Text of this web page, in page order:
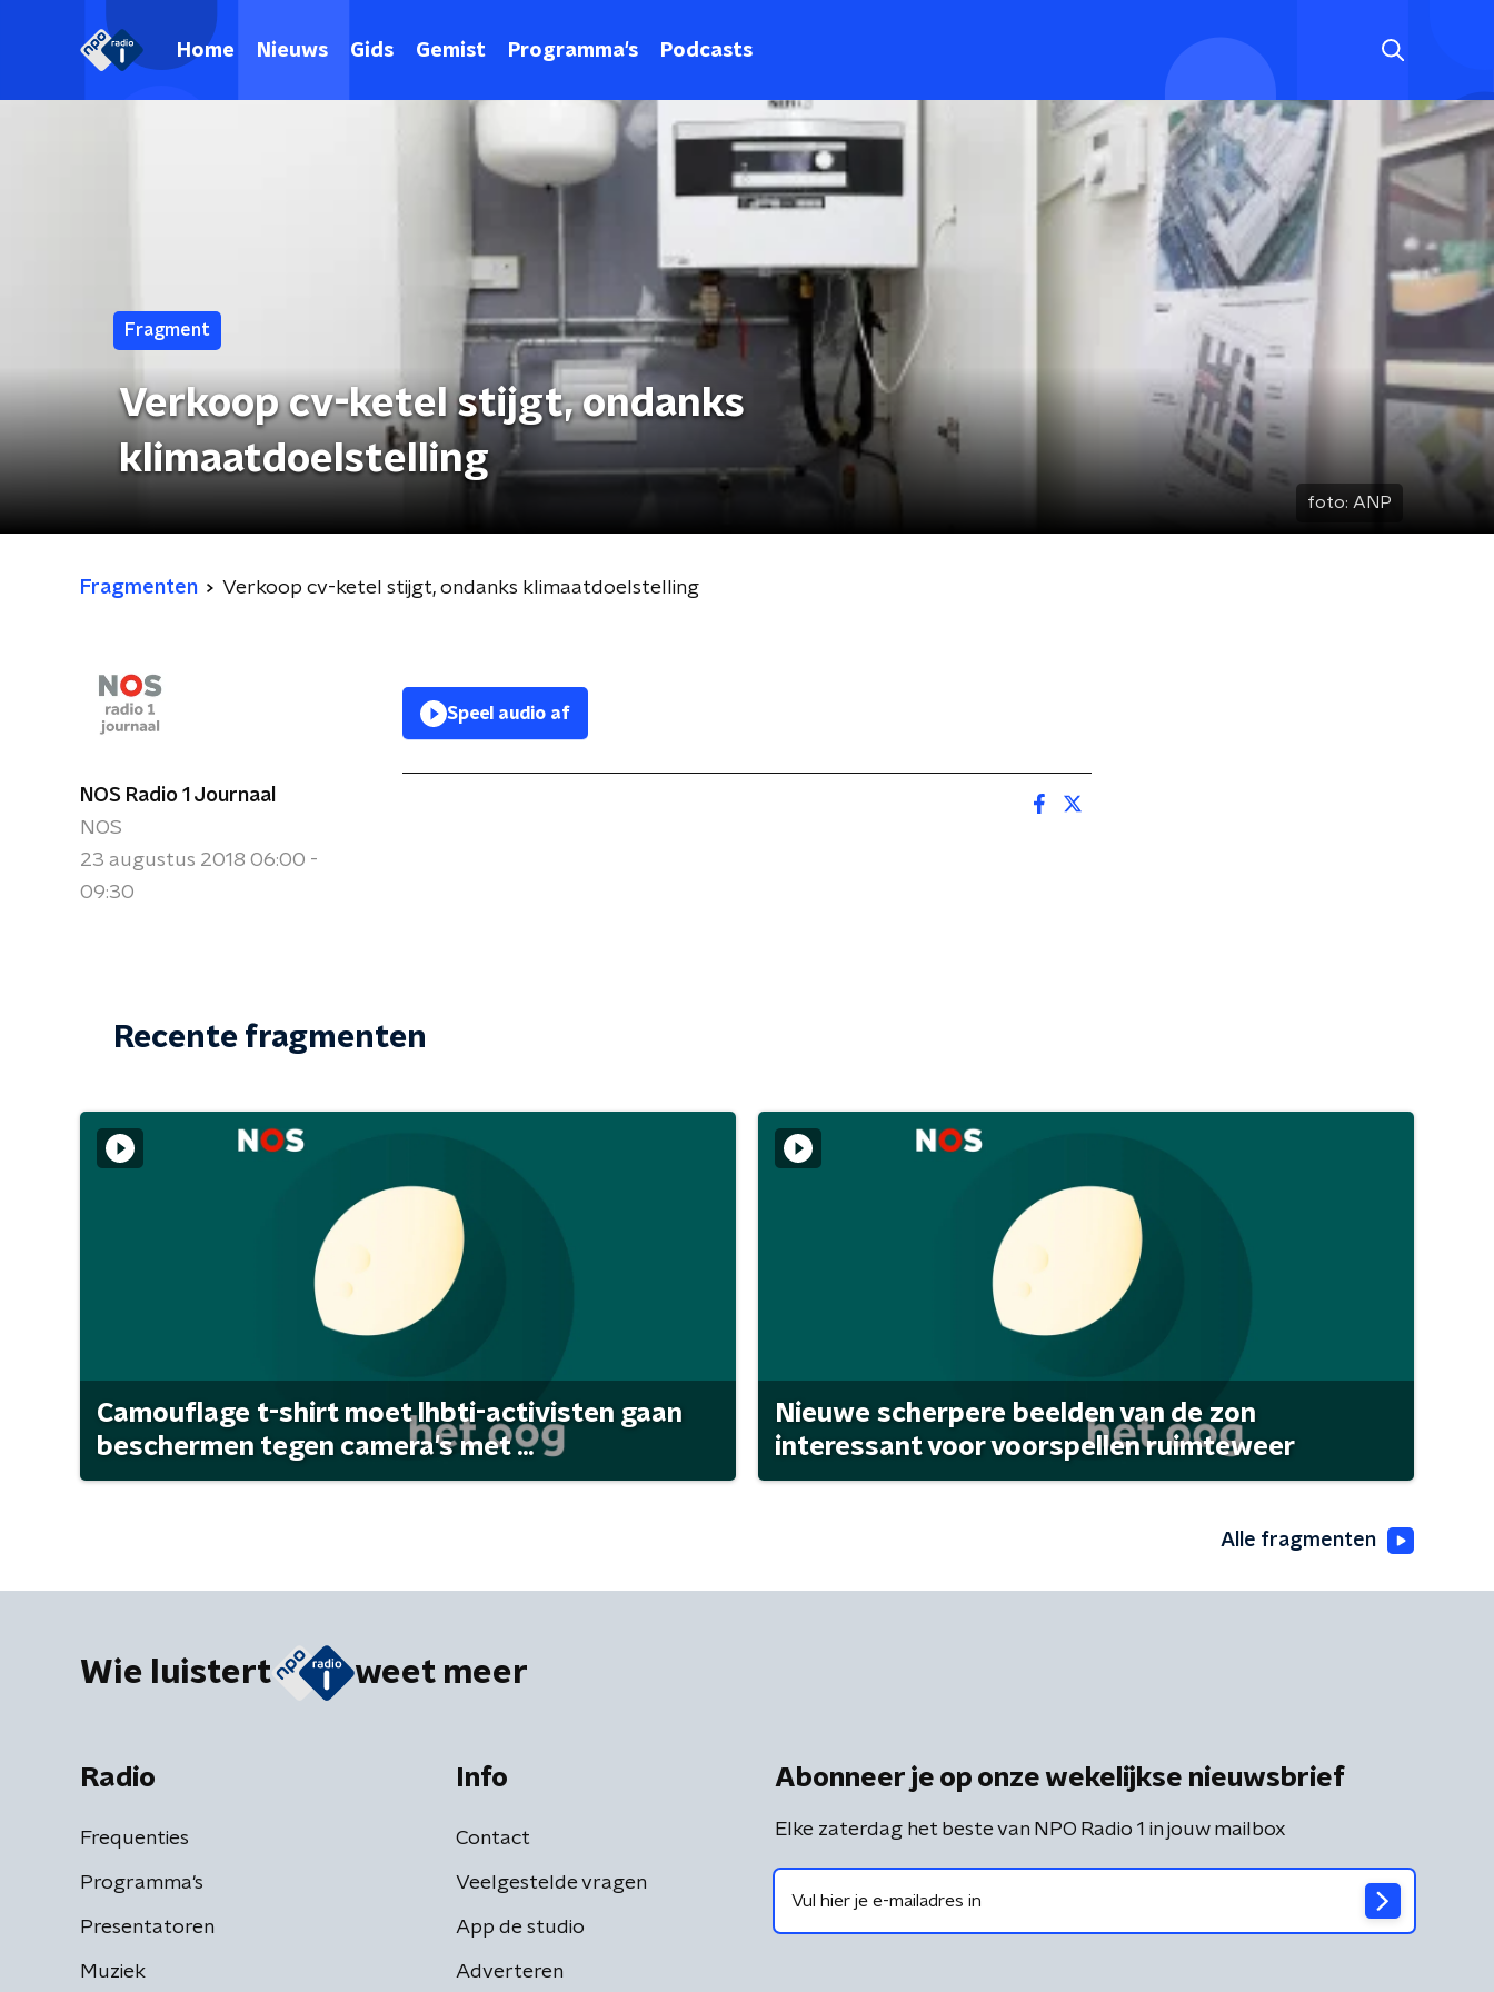
Home Nieuws Gids Gemist Programma's Podcasts
Fragment
Verkoop cv-ketel stijgt, ondanks
klimaatdoelstelling
foto: ANP
Fragmenten Verkoop cv-ketel stijgt, ondanks klimaatdoelstelling
NOS Radio 1 Journaal
NOS
23 augustus 2018 06:00 -
09:30
Speel audio af
Recente fragmenten
Camouflage t-shirt moet lhbti-activisten gaan
beschermen tegen camera's met ...
Nieuwe scherpere beelden van de zon
interessant voor voorspellen ruimteweer
Alle fragmenten
Wie luistert weet meer
Radio
Frequenties
Programma's
Presentatoren
Muziek
Info
Contact
Veelgestelde vragen
App de studio
Adverteren
Abonneer je op onze wekelijkse nieuwsbrief
Elke zaterdag het beste van NPO Radio 1 in jouw mailbox